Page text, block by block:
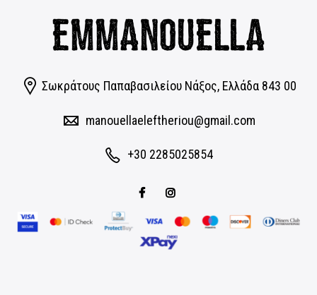
Σωκράτους Παπαβασιλείου Νάξος, Eλλάδα 843 00
manouellaeleftheriou@gmail.com
+30 2285025854